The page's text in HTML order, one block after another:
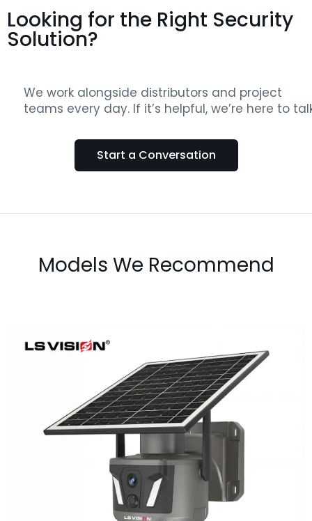
Looking for the Right Security
Solution?
We work alongside distributors and project
teams every day. If it’s helpful, we’re here to
Start a Conversation
Models We Recommend
LS-Z1-50X 6MP 50x Zoom Dual Lens
Solar PTZ Camera
Learn More